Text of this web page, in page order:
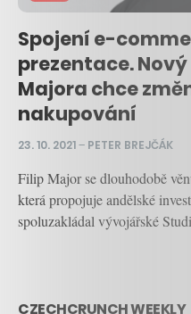
Spojení e-
prezentace.
Majora chce
nakupování
23. 10. 2021– PETER BREJČÁK
Filip Major se dlouhodobě
která propojuje andělské
spoluzakládal vývojářské
CZECHCRUNCH WEEKLY